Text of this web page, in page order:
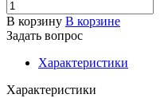
В корзину В корзине
Задать вопрос
Характеристики
Характеристики